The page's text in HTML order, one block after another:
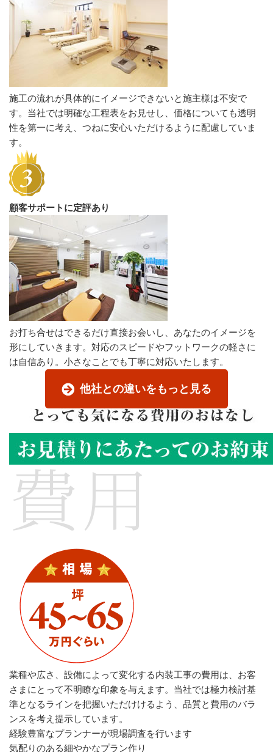
施工の流れが具体的にイメージできないと施主様は不安で
す。当社では明確な工程表をお見せし、価格についても透明
性を第一に考え、つねに安心いただけるように配慮していま
す。
顧客サポートに定評あり
お打ち合せはできるだけ直接お会いし、あなたのイメージを
形にしていきます。対応のスピードやフットワークの軽さに
は自信あり。小さなことでも丁寧に対応いたします。
他社との違いをもっと見る
業種や広さ、設備によって変化する内装工事の費用は、お客
さまにとって不明瞭な印象を与えます。当社では極力検討基
準となるラインを把握いただけけるよう、品質と費用のバラ
ンスを考え提示しています。
経験豊富なプランナーが現場調査を行います
気配りのある細やかなプラン作り